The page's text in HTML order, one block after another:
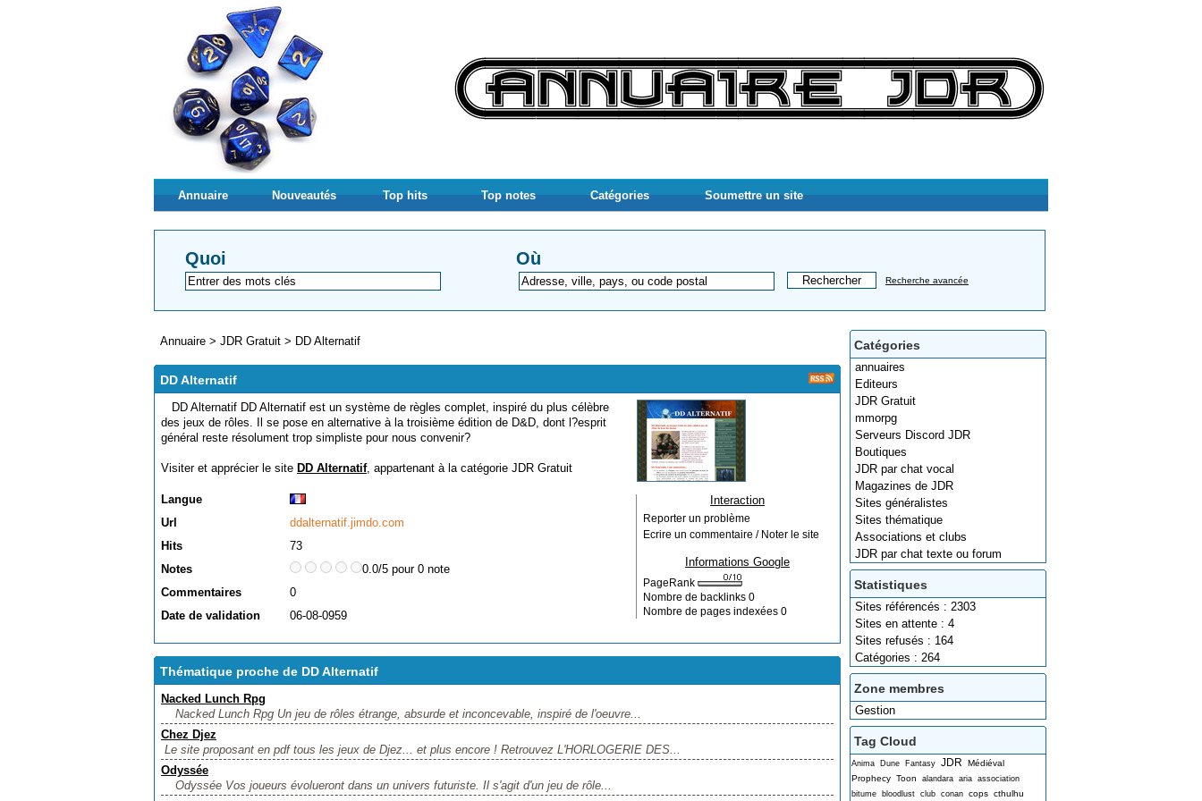
Annuaire Nouveautés Top hits Top notes Catégories Soumettre un site
Quoi Où
Recherche avancée
Catégories
annuaires
Editeurs
JDR Gratuit
mmorpg
Serveurs Discord JDR
Boutiques
JDR par chat vocal
Magazines de JDR
Sites généralistes
Sites thématique
Associations et clubs
JDR par chat texte ou forum
Statistiques
Sites référencés : 2303
Sites en attente : 4
Sites refusés : 164
Catégories : 264
Zone membres
Gestion
Tag Cloud
Anima Dune Fantasy JDR
Médiéval
Prophecy Toon alandara aria association
bitume
bloodlust club conan cops cthulhu
Annuaire > JDR Gratuit > DD Alternatif
DD Alternatif
DD Alternatif DD Alternatif est un système de règles complet, inspiré du plus célèbre
des jeux de rôles. Il se pose en alternative à la troisième édition de D&D, dont l?esprit
général reste résolument trop simpliste pour nous convenir?
Visiter et apprécier le site DD Alternatif, appartenant à la catégorie JDR Gratuit
Langue
Url
ddalternatif.jimdo.com
Hits
73
Notes
0.0/5 pour 0 note
Commentaires
0
Date de validation
06-08-0959
Interaction
Reporter un problème
Ecrire un commentaire / Noter le site
Informations Google
PageRank
Nombre de backlinks 0
Nombre de pages indexées 0
Thématique proche de DD Alternatif
Nacked Lunch Rpg
Nacked Lunch Rpg Un jeu de rôles étrange, absurde et inconcevable, inspiré de l'oeuvre...
Chez Djez
Le site proposant en pdf tous les jeux de Djez... et plus encore ! Retrouvez L'HORLOGERIE DES...
Odyssée
Odyssée Vos joueurs évolueront dans un univers futuriste. Il s'agit d'un jeu de rôle...